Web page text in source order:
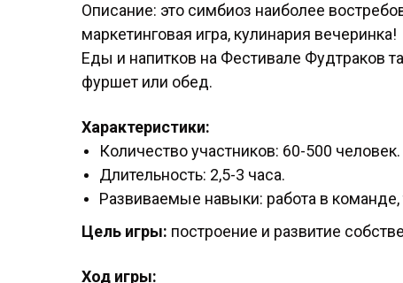
Описание: это симбиоз наиболее
маркетинговая игра, кулинария вечеринка!
Еды и напитков на Фестивале Фудтраков
фуршет или обед.
Характеристики:
Количество участников: 60-500 человек.
Длительность: 2,5-3 часа.
Развиваемые навыки: работа в
Цель игры: построение и развитие
Ход игры: